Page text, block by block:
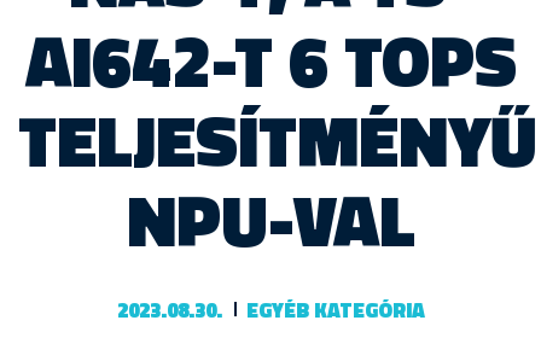
AI642-T 6 TOPS
TELJESÍTMÉNYŰ
NPU-VAL
2023.08.30. EGYÉB KATEGÓRIA